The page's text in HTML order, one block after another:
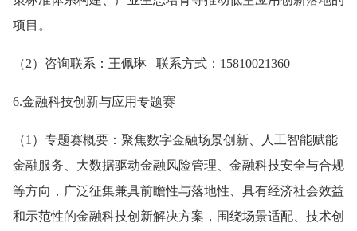
项目。
（2）咨询联系：王佩琳 联系方式：15810021360
6.金融科技创新与应用专题赛
（1）专题赛概要：聚焦数字金融场景创新、人工智能赋能
金融服务、大数据驱动金融风险管理、金融科技安全与合规
等方向，广泛征集兼具前瞻性与落地性、具有经济社会效益
和示范性的金融科技创新解决方案，围绕场景适配、技术创